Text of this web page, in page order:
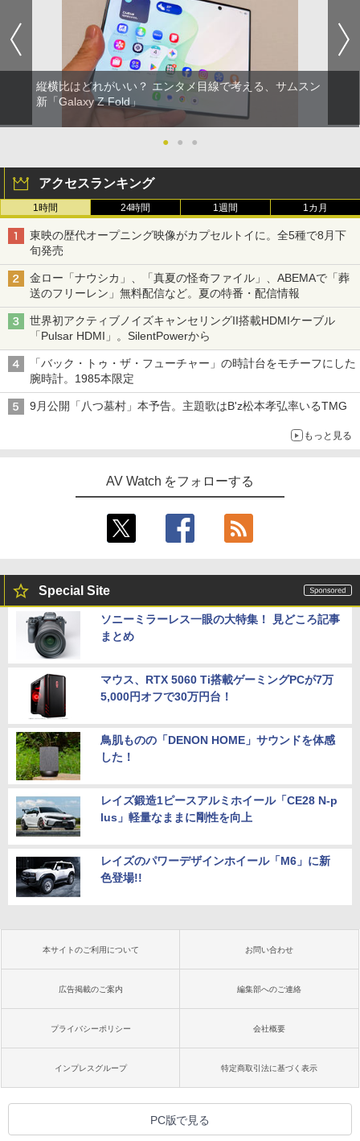
縦横比はどれがいい？ エンタメ目線で考える、サムスン
新「Galaxy Z Fold」
● ● ●
アクセスランキング
1時間 24時間 1週間 1カ月
東映の歴代オープニング映像がカプセルトイに。全5種で8月下
旬発売
金ロー「ナウシカ」、「真夏の怪奇ファイル」、ABEMAで「葬
送のフリーレン」無料配信など。夏の特番・配信情報
世界初アクティブノイズキャンセリングII搭載HDMIケーブル
「Pulsar HDMI」。SilentPowerから
「バック・トゥ・ザ・フューチャー」の時計台をモチーフにした
腕時計。1985本限定
9月公開「八つ墓村」本予告。主題歌はB'z松本孝弘率いるTMG
もっと見る
AV Watch をフォローする
Special Site
ソニーミラーレス一眼の大特集！ 見どころ記事
まとめ
マウス、RTX 5060 Ti搭載ゲーミングPCが7万
5,000円オフで30万円台！
鳥肌ものの「DENON HOME」サウンドを体感
した！
レイズ鍛造1ピースアルミホイール「CE28 N-p
lus」軽量なままに剛性を向上
レイズのパワーデザインホイール「M6」に新
色登場!!
本サイトのご利用について お問い合わせ
広告掲載のご案内 編集部へのご連絡
プライバシーポリシー 会社概要
インプレスグループ 特定商取引法に基づく表示
PC版で見る